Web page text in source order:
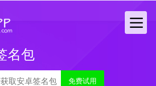
名包
免费试用